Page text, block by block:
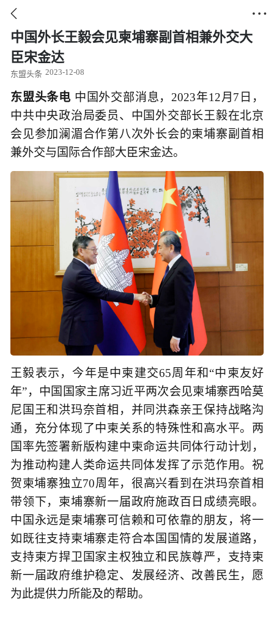
 
中国外长王毅会见柬埔寨副首相兼外交大
臣宋金达
东盟头条 2023-12-08
东盟头条电 中国外交部消息，2023年12月7日，
中共中央政治局委员、中国外交部长王毅在北京
会见参加澜湄合作第八次外长会的柬埔寨副首相
兼外交与国际合作部大臣宋金达。
王毅表示，今年是中柬建交65周年和“中柬友好
年”，中国国家主席习近平两次会见柬埔寨西哈莫
尼国王和洪玛奈首相，并同洪森亲王保持战略沟
通，充分体现了中柬关系的特殊性和高水平。两
国率先签署新版构建中柬命运共同体行动计划，
为推动构建人类命运共同体发挥了示范作用。祝
贺柬埔寨独立70周年，很高兴看到在洪玛奈首相
带领下，柬埔寨新一届政府施政百日成绩亮眼。
中国永远是柬埔寨可信赖和可依靠的朋友，将一
如既往支持柬埔寨走符合本国国情的发展道路，
支持柬方捍卫国家主权独立和民族尊严，支持柬
新一届政府维护稳定、发展经济、改善民生，愿
为此提供力所能及的帮助。